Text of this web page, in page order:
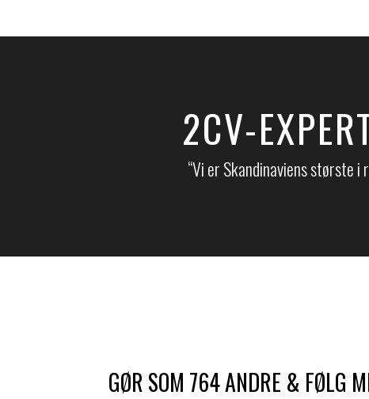
2CV-
“Vi er Skandinaviens største
GØR SOM 764 ANDRE & FØLG